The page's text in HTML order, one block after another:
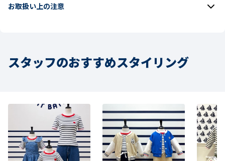
お取扱い上の注意
スタッフのおすすめスタイリング